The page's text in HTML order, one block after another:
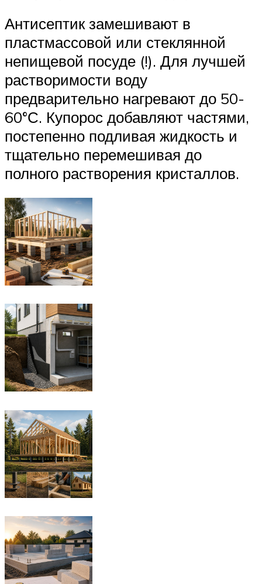
Антисептик замешивают в
пластмассовой или стеклянной
непищевой посуде (!). Для лучшей
растворимости воду
предварительно нагревают до 50-
60°С. Купорос добавляют частями,
постепенно подливая жидкость и
тщательно перемешивая до
полного растворения кристаллов.